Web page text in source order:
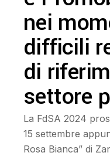
nei
difficili
di
settore
La FdSA 2024
15 settembre
Rosa Bianca” di